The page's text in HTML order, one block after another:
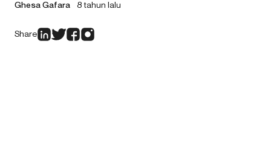
Ghesa Gafara 8 tahun lalu
Share